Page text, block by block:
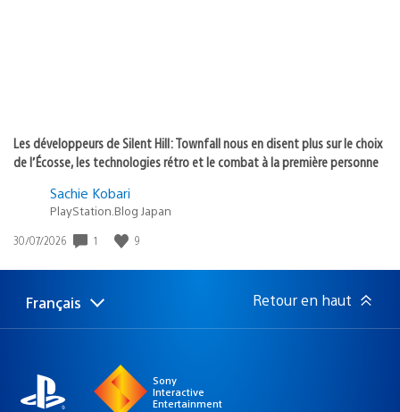
Les développeurs de Silent Hill: Townfall nous en disent plus sur le choix
de l’Écosse, les technologies rétro et le combat à la première personne
Sachie Kobari
PlayStation.Blog Japan
Date
publication
30/07/2026 1 9
Choisir
Région
Français Retour en haut
Sony
Interactive
Entertainment